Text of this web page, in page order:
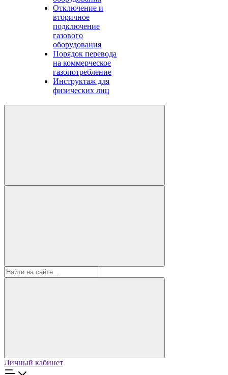
Отключение и
вторичное
подключение
газового
оборудования
Порядок перевода
на коммерческое
газопотребление
Инструктаж для
физических лиц
Личный кабинет